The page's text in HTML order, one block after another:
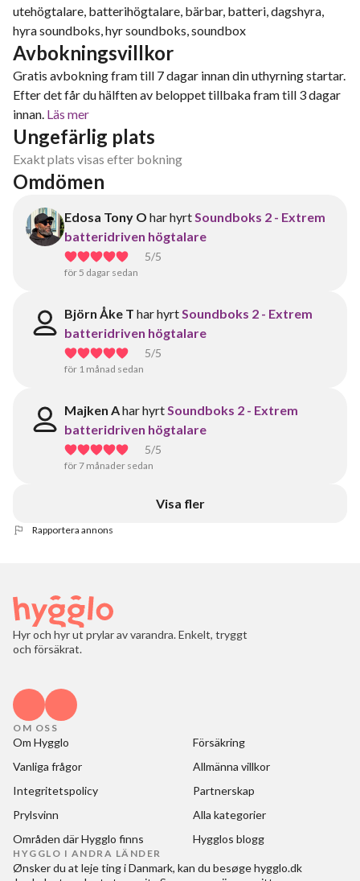
utehögtalare, batterihögtalare, bärbar, batteri, dagshyra,
hyra soundboks, hyr soundboks, soundbox
Avbokningsvillkor
Gratis avbokning fram till 7 dagar innan din uthyrning startar.
Efter det får du hälften av beloppet tillbaka fram till 3 dagar
innan. Läs mer
Ungefärlig plats
Exakt plats visas efter bokning
Omdömen
Edosa Tony O har hyrtSoundboks 2 - Extrem
batteridriven högtalare
5/5
för 5 dagar sedan
Björn Åke T har hyrtSoundboks 2 - Extrem
batteridriven högtalare
5/5
för 1 månad sedan
Majken Ahar hyrtSoundboks 2 - Extrem
batteridriven högtalare
5/5
för 7 månader sedan
Visa fler
Rapportera annons
Hyr och hyr ut prylar av varandra. Enkelt, tryggt
och försäkrat.
OM OSS
Om Hygglo
Försäkring
Vanliga frågor
Allmänna villkor
Integritetspolicy
Partnerskap
Prylsvinn
Alla kategorier
Områden där Hygglo finns
Hygglos blogg
HYGGLO I ANDRA LÄNDER
Ønsker du at leje ting i Danmark, kan du besøgehygglo.dk